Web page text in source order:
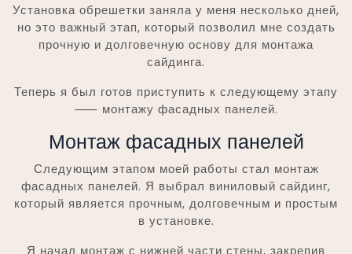
Установка обрешетки заняла у меня несколько дней,
но это важный этап, который позволил мне создать
прочную и долговечную основу для монтажа
сайдинга.
Теперь я был готов приступить к следующему этапу
⸺ монтажу фасадных панелей.
Монтаж фасадных панелей
Следующим этапом моей работы стал монтаж
фасадных панелей. Я выбрал виниловый сайдинг,
который является прочным, долговечным и простым
в установке.
Я начал монтаж с нижней части стены, закрепив